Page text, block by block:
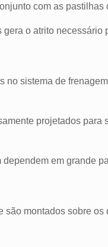
com as
o atrito
no sistema de
projetados
em grande
montados sobre